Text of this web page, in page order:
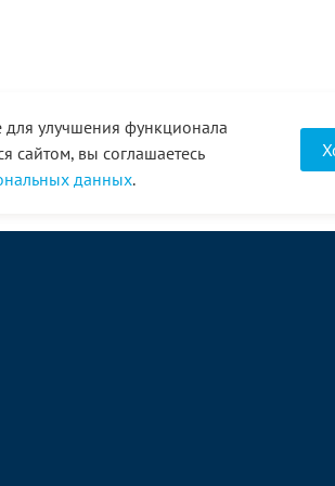
для улучшения функционала
сайтом, вы соглашаетесь
данных.